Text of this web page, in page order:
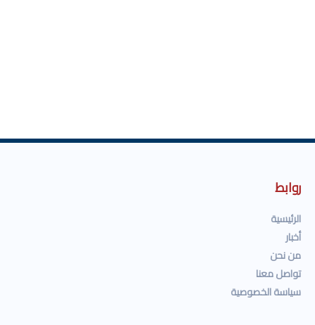
روابط
الرئيسية
أخبار
من نحن
تواصل معنا
سياسة الخصوصية